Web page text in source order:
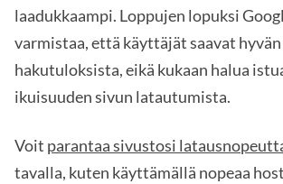
laadukkaampi. Loppujen lopuksi
varmistaa, että käyttäjät saavat hyvän
hakutuloksista, eikä kukaan halua
ikuisuuden sivun latautumista.
Voit parantaa sivustosi
tavalla, kuten käyttämällä nopeaa